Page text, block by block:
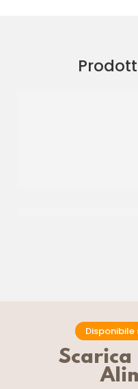
Disponibile
Scarica